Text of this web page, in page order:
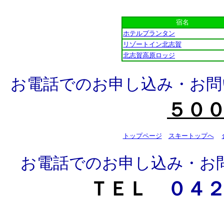
宿名
ホテルプランタン
リゾートイン北志賀
北志賀高原ロッジ
お電話でのお申し込み・お
５０
トップページ スキートップへ
お電話でのお申し込み・お
ＴＥＬ ０４